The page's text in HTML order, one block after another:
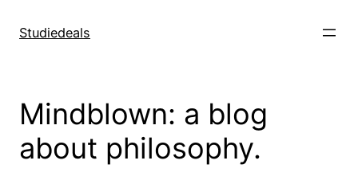
Studiedeals
Mindblown: a blog
about philosophy.